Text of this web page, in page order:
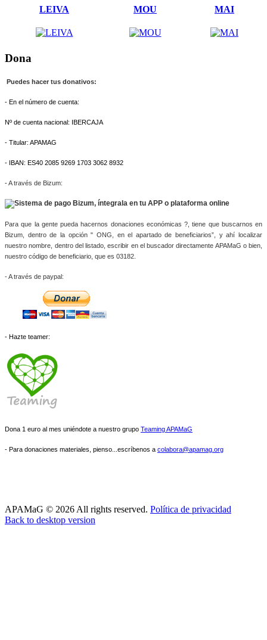
LEIVA MOU MAI
Dona
Puedes hacer tus donativos:
- En el número de cuenta:
Nº de cuenta nacional: IBERCAJA
- Titular: APAMAG
- IBAN: ES40 2085 9269 1703 3062 8932
-A través de Bizum:
Para que la gente pueda hacernos donaciones económicas ?, tiene que buscarnos en
Bizum, dentro de la opción " ONG, en el apartado de beneficiarios”, y ahí localizar
nuestro nombre, dentro del listado, escribir en el buscador directamente APAMaG o bien,
nuestro código de beneficiario, que es 03182.
- A través de paypal:
- Hazte teamer:
Dona 1 euro al mes uniéndote a nuestro grupo Teaming APAMaG
- Para donaciones materiales, pienso...escríbenos a colabora@apamag.org
APAMaG © 2026 All rights reserved. Política de privacidad
Back to desktop version